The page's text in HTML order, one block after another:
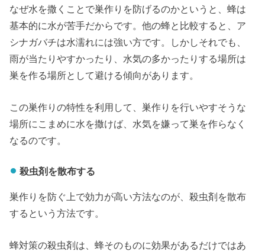
なぜ水を撒くことで巣作りを防げるのかというと、蜂は
基本的に水が苦手だからです。他の蜂と比較すると、ア
シナガバチは水濡れには強い方です。しかしそれでも、
雨が当たりやすかったり、水気の多かったりする場所は
巣を作る場所として避ける傾向があります。
この巣作りの特性を利用して、巣作りを行いやすそうな
場所にこまめに水を撒けば、水気を嫌って巣を作らなく
なるのです。
殺虫剤を散布する
巣作りを防ぐ上で効力が高い方法なのが、殺虫剤を散布
するという方法です。
蜂対策の殺虫剤は、蜂そのものに効果があるだけではあ